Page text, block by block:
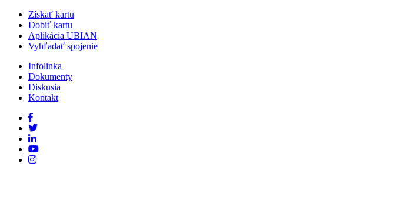
Získať kartu
Dobiť kartu
Aplikácia UBIAN
Vyhľadať spojenie
Infolinka
Dokumenty
Diskusia
Kontakt